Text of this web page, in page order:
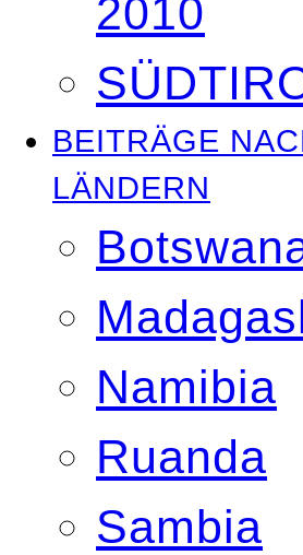
2010
BEITRÄGE
LÄNDERN
Namibia
Ruanda
Sambia